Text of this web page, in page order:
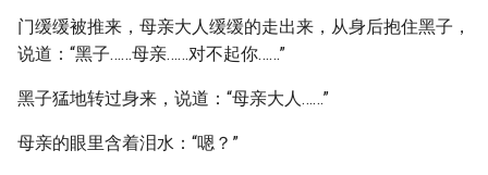
门缓缓被推来，母亲大人缓缓的走出来，从身后抱住黑子，
说道：“黑子……母亲……对不起你……”
黑子猛地转过身来，说道：“母亲大人……”
母亲的眼里含着泪水：“嗯？”